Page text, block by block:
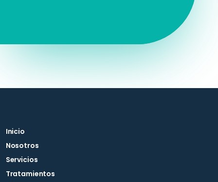
Inicio
Nosotros
Servicios
Tratamientos